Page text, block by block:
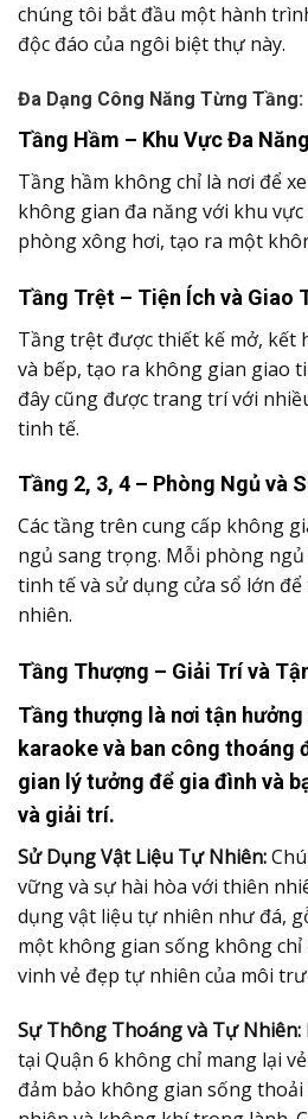
chúng tôi bắt đầu một hành
độc đáo của ngôi biệt thự này.
Đa Dạng Công Năng Từng Tầng:
Tầng Hầm – Khu Vực Đa
Tầng hầm không chỉ là nơi để
không gian đa năng với khu
phòng xông hơi, tạo ra một
Tầng Trệt – Tiện Ích và Giao
Tầng trệt được thiết kế mở, kết
và bếp, tạo ra không gian giao
đây cũng được trang trí với
tinh tế.
Tầng 2, 3, 4 – Phòng Ngủ và
Các tầng trên cung cấp không
ngủ sang trọng. Mỗi phòng
tinh tế và sử dụng cửa sổ lớn
nhiên.
Tầng Thượng – Giải Trí và
Tầng thượng là nơi tận
karaoke và ban công thoáng
gian lý tưởng để gia đình và
và giải trí.
Sử Dụng Vật Liệu Tự Nhiên:
vững và sự hài hòa với thiên
dụng vật liệu tự nhiên như đá,
một không gian sống không chỉ
vinh vẻ đẹp tự nhiên của môi
Sự Thông Thoáng và Tự Nhiên:
tại Quận 6 không chỉ mang lại
đảm bảo không gian sống